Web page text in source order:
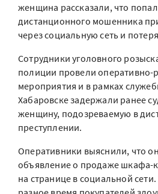
женщина рассказали, что
дистанционного мошенника
через социальную сеть и
Сотрудники уголовного
полиции провели оперативно-
мероприятия и в рамках
Хабаровске задержали ранее
женщину, подозреваемую в
преступлении.
Оперативники выяснили, что
объявление о продаже шкафа-
на странице в социальной